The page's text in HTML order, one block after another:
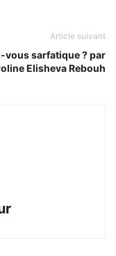
Article suivant
vous sarfatique ? par
Elisheva Rebouh